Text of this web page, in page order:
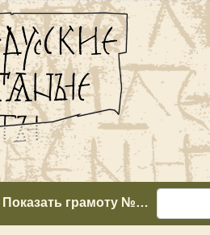
Показать грамоту №…